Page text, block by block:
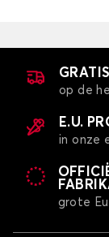
op de
E.U.
in onze
grote